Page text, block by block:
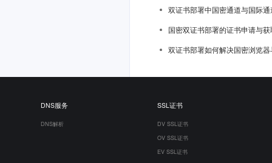
双证书部署中国密通道与国际
国密双证书部署的证书申请与获
双证书部署如何解决国密浏览
DNS服务
DNS解析
SSL证书
DV SSL证书
OV SSL证书
EV SSL证书